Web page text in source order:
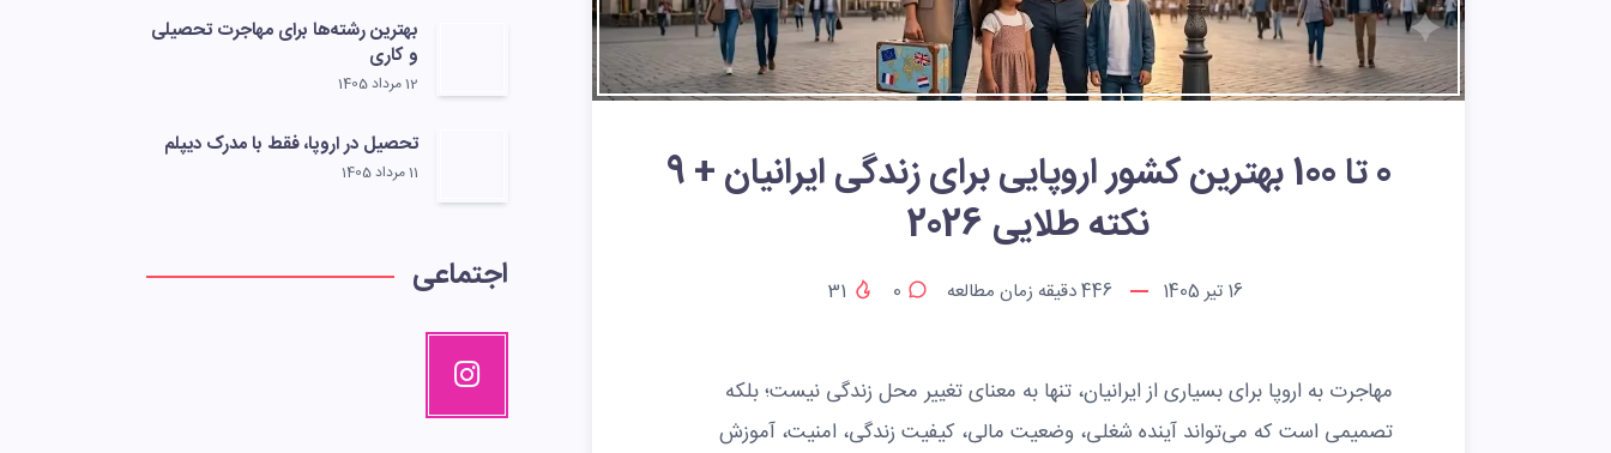
0 تا 100 بهترین کشور اروپایی برای زندگی ایرانیان + 9
نکته طلایی 2026
16 تیر 1405 446دقیقه زمان مطالعه 0
مهاجرت به اروپا برای بسیاری از ایرانیان، تنها به معنای تغییر محل زندگی نیست؛ بلکه
تصمیمی است که می‌تواند آینده شغلی، وضعیت مالی، کیفیت زندگی، امنیت، آموزش
بهترین رشته‌ها برای مهاجرت تحصیلی
و کاری
12 مرداد 1405
تحصیل در اروپا، فقط با مدرک دیپلم
11 مرداد 1405
اجتماعی